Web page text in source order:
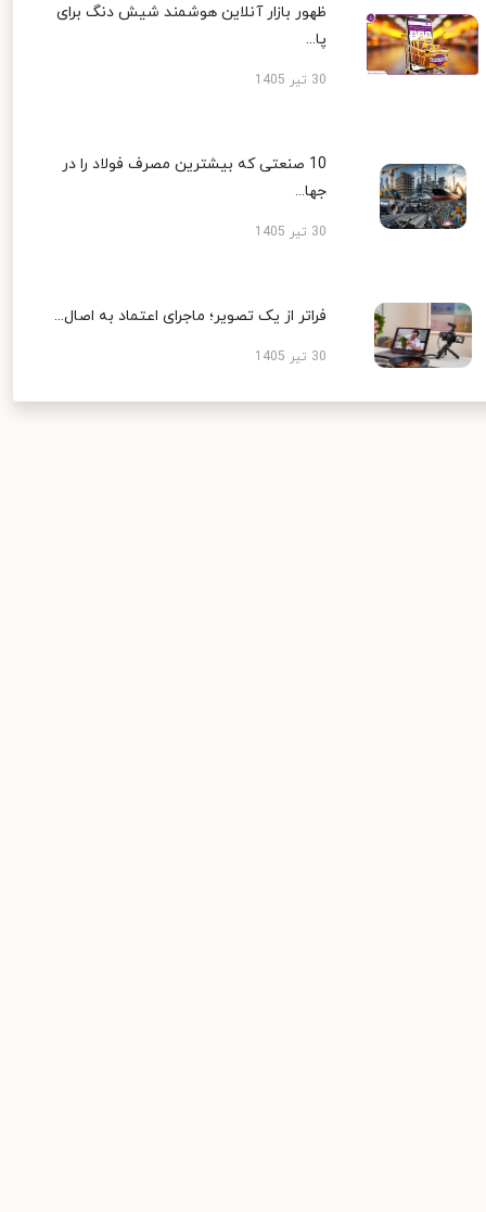
ظهور بازار آنلاین هوشمند شیش دنگ برای
پا...
30 تیر 1405
10 صنعتی که بیشترین مصرف فولاد را در
جها...
30 تیر 1405
فراتر از یک تصویر؛ ماجرای اعتماد به اصال...
30 تیر 1405